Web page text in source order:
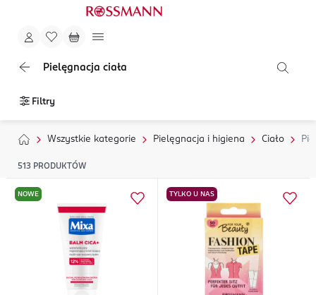
Pielęgnacja ciała
Filtry
Wszystkie kategorie Pielęgnacja i higiena Ciało
513 PRODUKTÓW
NOWE TYLKO U NAS